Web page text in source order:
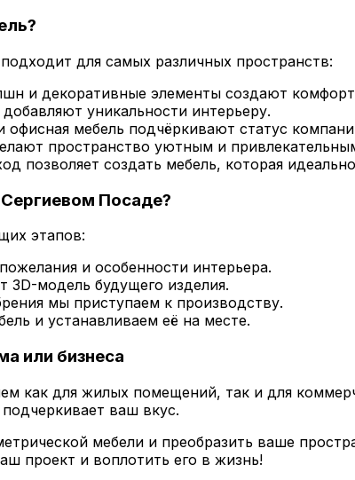
для самых различных пространств:
и декоративные элементы создают
уникальности интерьеру.
мебель подчёркивают статус
пространство уютным и
позволяет создать мебель, которая
Посаде?
этапов:
и особенности интерьера.
модель будущего изделия.
мы приступаем к производству.
и устанавливаем её на месте.
или бизнеса
как для жилых помещений, так и для
ваш вкус.
мебели и преобразить ваше
проект и воплотить его в жизнь!